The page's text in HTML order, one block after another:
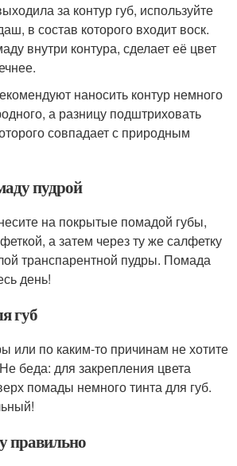
за контур губ, используйте
в состав которого входит воск.
внутри контура, сделает её цвет
наносить контур немного
а разницу подштриховать
совпадает с природным
пудрой
на покрытые помадой губы,
а затем через ту же салфетку
транспарентной пудры. Помада
день!
губ
или по каким-то причинам не хотите
беда: для закрепления цвета
помады немного тинта для губ.
правильно